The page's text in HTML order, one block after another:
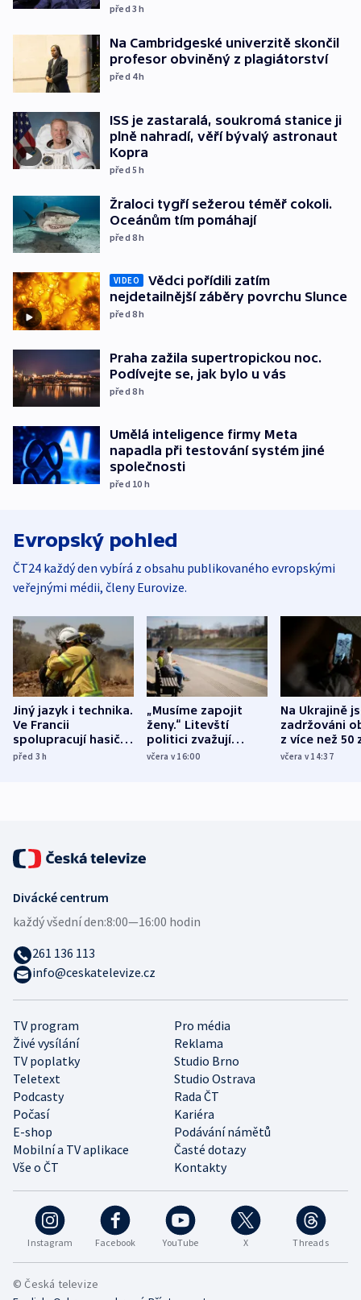
před 3h
Na Cambridgeské univerzitě skončil
profesor obviněný z plagiátorství
před 4h
ISS je zastaralá, soukromá stanice ji
plně nahradí, věří bývalý astronaut
Kopra
před 5h
Žraloci tygří sežerou téměř cokoli.
Oceánům tím pomáhají
před 8h
VIDEO
Vědci pořídili zatím
nejdetailnější záběry povrchu Slunce
před 8h
Praha zažila supertropickou noc.
Podívejte se, jak bylo u vás
před 8h
Umělá inteligence firmy Meta
napadla při testování systém jiné
společnosti
před 10 h
Evropský pohled
ČT24 každý den vybírá z obsahu publikovaného evropskými
veřejnými médii, členy Eurovize.
Jiný jazyk i technika.
Ve Francii
spolupracují hasiči z
různých zemí
před 3h
„Musíme zapojit
ženy.“ Litevští
politici zvažují
dohodu o
včera v 16:00
Na Ukrajině
zadržováni
z více než 50
Bojovali na
včera v 14:37
Instagram Facebook YouTube X Threads
TV program
Pro média
Živé vysílání
Reklama
TV poplatky
Studio Brno
Teletext
Studio Ostrava
Podcasty
Rada ČT
Počasí
Kariéra
E-shop
Podávání námětů
Mobilní a TV aplikace
Časté dotazy
Vše o ČT
Kontakty
Divácké centrum
každý všední den:8:00—16:00 hodin
261 136 113
info@ceskatelevize.cz
© Česká televize